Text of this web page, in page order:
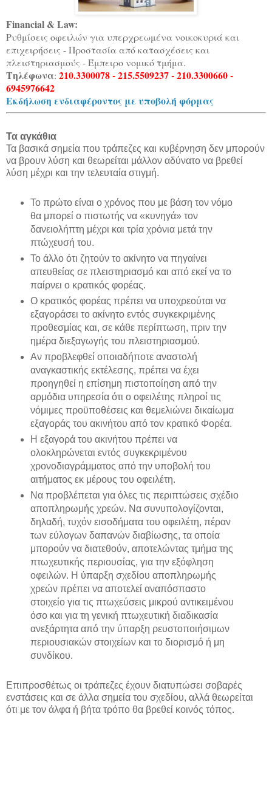
Financial & Law:
Ρυθμίσεις οφειλών για υπερχρεωμένα νοικοκυριά και
επιχειρήσεις - Προστασία από κατασχέσεις και
πλειστηριασμούς - Έμπειρο νομικό τμήμα.
Τηλέφωνα: 210.3300078 - 215.5509237 - 210.3300660 -
6945976642
Εκδήλωση ενδιαφέροντος με υποβολή φόρμας
Τα αγκάθια
Τα βασικά σημεία που τράπεζες και κυβέρνηση δεν μπορούν
να βρουν λύση και θεωρείται μάλλον αδύνατο να βρεθεί
λύση μέχρι και την τελευταία στιγμή.
Το πρώτο είναι ο χρόνος που με βάση τον νόμο
θα μπορεί ο πιστωτής να «κυνηγά» τον
δανειολήπτη μέχρι και τρία χρόνια μετά την
πτώχευσή του.
Το άλλο ότι ζητούν το ακίνητο να πηγαίνει
απευθείας σε πλειστηριασμό και από εκεί να το
παίρνει ο κρατικός φορέας.
Ο κρατικός φορέας πρέπει να υποχρεούται να
εξαγοράσει το ακίνητο εντός συγκεκριμένης
προθεσμίας και, σε κάθε περίπτωση, πριν την
ημέρα διεξαγωγής του πλειστηριασμού.
Αν προβλεφθεί οποιαδήποτε αναστολή
αναγκαστικής εκτέλεσης, πρέπει να έχει
προηγηθεί η επίσημη πιστοποίηση από την
αρμόδια υπηρεσία ότι ο οφειλέτης πληροί τις
νόμιμες προϋποθέσεις και θεμελιώνει δικαίωμα
εξαγοράς του ακινήτου από τον κρατικό Φορέα.
Η εξαγορά του ακινήτου πρέπει να
ολοκληρώνεται εντός συγκεκριμένου
χρονοδιαγράμματος από την υποβολή του
αιτήματος εκ μέρους του οφειλέτη.
Να προβλέπεται για όλες τις περιπτώσεις σχέδιο
αποπληρωμής χρεών. Να συνυπολογίζονται,
δηλαδή, τυχόν εισοδήματα του οφειλέτη, πέραν
των εύλογων δαπανών διαβίωσης, τα οποία
μπορούν να διατεθούν, αποτελώντας τμήμα της
πτωχευτικής περιουσίας, για την εξόφληση
οφειλών. Η ύπαρξη σχεδίου αποπληρωμής
χρεών πρέπει να αποτελεί αναπόσπαστο
στοιχείο για τις πτωχεύσεις μικρού αντικειμένου
όσο και για τη γενική πτωχευτική διαδικασία
ανεξάρτητα από την ύπαρξη ρευστοποιήσιμων
περιουσιακών στοιχείων και το διορισμό ή μη
συνδίκου.
Επιπροσθέτως οι τράπεζες έχουν διατυπώσει σοβαρές
ενστάσεις και σε άλλα σημεία του σχεδίου, αλλά θεωρείται
ότι με τον άλφα ή βήτα τρόπο θα βρεθεί κοινός τόπος.